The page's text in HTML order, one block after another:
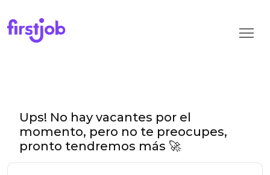
Ups! No hay vacantes por el
momento, pero no te preocupes,
pronto tendremos más 🚀